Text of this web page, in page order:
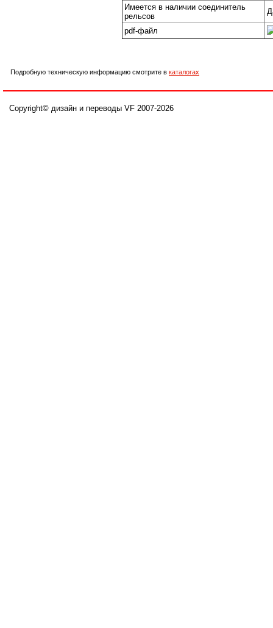
Имеется в наличии соединитель
рельсов
pdf-файл
Подробную техническую информацию смотрите в каталогах
Copyright© дизайн и переводы VF 2007-2026